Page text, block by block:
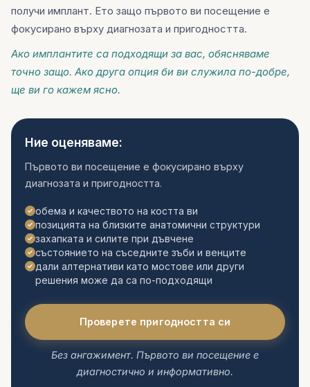
получи имплант. Ето защо първото ви посещение е
фокусирано върху диагнозата и пригодността.
Ако имплантите са подходящи за вас, обясняваме
точно защо. Ако друга опция би ви служила по-добре,
ще ви го кажем ясно.
Ние оценяваме:
Първото ви посещение е фокусирано върху
диагнозата и пригодността.
обема и качеството на костта ви
позицията на близките анатомични структури
захапката и силите при дъвчене
състоянието на съседните зъби и венците
дали алтернативи като мостове или други
решения може да са по-подходящи
Проверете пригодността си
Без ангажимент. Първото ви посещение е
диагностично и информативно.